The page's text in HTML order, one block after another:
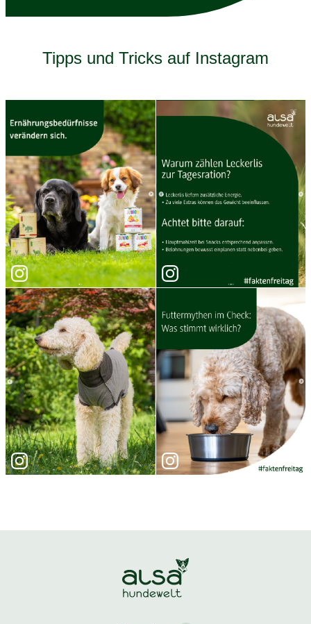
Tipps und Tricks auf Instagram